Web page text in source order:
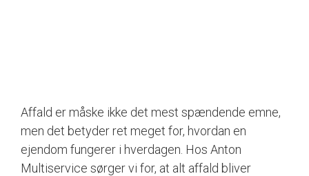
Affald er måske ikke det mest spændende emne,
men det betyder ret meget for, hvordan en
ejendom fungerer i hverdagen. Hos Anton
Multiservice sørger vi for, at alt affald bliver